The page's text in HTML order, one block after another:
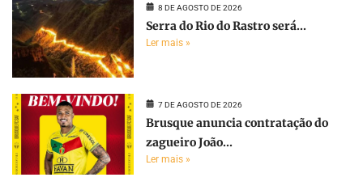
8 DE AGOSTO DE 2026
Serra do Rio do Rastro será...
Ler mais »
7 DE AGOSTO DE 2026
Brusque anuncia contratação do
zagueiro João...
Ler mais »